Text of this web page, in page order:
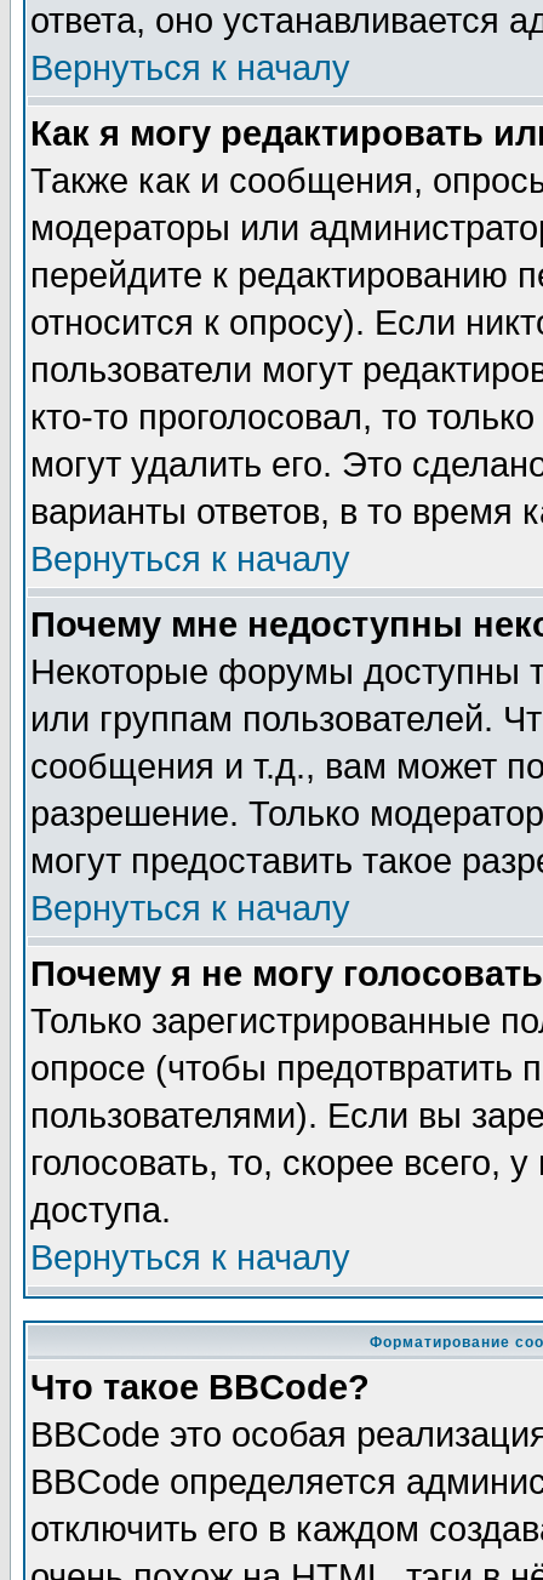
ответа, оно устанавливается
Вернуться к началу
Как я могу редактировать
Также как и сообщения,
модераторы или
перейдите к редактированию
относится к опросу). Если
пользователи могут
кто-то проголосовал, то
могут удалить его. Это
варианты ответов, в то время
Вернуться к началу
Почему мне недоступны
Некоторые форумы доступны
или группам пользователей.
сообщения и т.д., вам может
разрешение. Только
могут предоставить такое
Вернуться к началу
Почему я не могу
Только зарегистрированные
опросе (чтобы предотвратить
пользователями). Если вы
голосовать, то, скорее всего,
доступа.
Вернуться к началу
Форматирование
Что такое BBCode?
BBCode это особая
BBCode определяется
отключить его в каждом